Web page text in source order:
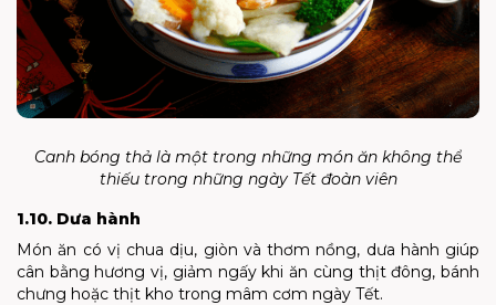
Canh bóng thả là một trong những món ăn không thể
thiếu trong những ngày Tết đoàn viên
1.10. Dưa hành
Món ăn có vị chua dịu, giòn và thơm nồng, dưa hành giúp
cân bằng hương vị, giảm ngấy khi ăn cùng thịt đông, bánh
chưng hoặc thịt kho trong mâm cơm ngày Tết.